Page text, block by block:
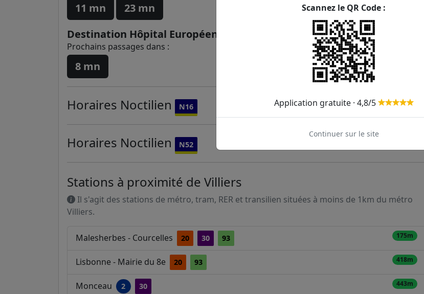
11 mn
23 mn
Destination Hôpital Européen G. Pompidou
Prochains passages dans :
8 mn
Horaires Noctilien N16
Horaires Noctilien N52
Stations à proximité de Villiers
Il s'agit des stations de métro, tram, RER et transilien situées à moins de 1km du métro
Villiers.
Malesherbes - Courcelles 20 30 93 175m
Lisbonne - Mairie du 8e 20 93 418m
Monceau 2 30 443m
Scannez le QR Code :
Application gratuite · 4,8/5
Continuer sur le site